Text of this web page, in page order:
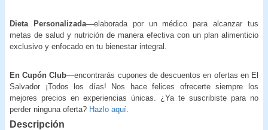
Dieta Personalizada—elaborada por un médico
para alcanzar tus
metas de salud y nutrición de manera efectiva con un plan alimenticio
exclusivo y enfocado en tu bienestar integral.
En Cupón Club—encontrarás cupones de descuentos en ofertas en El
Salvador ¡Todos los días! Nos hace felices ofrecerte siempre los
mejores precios en experiencias únicas. ¿Ya te suscribiste para no
perder ninguna oferta? Hazlo aquí
Descripción